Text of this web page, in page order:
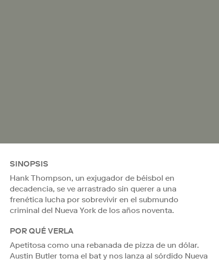
SINOPSIS
Hank Thompson, un exjugador de béisbol en
decadencia, se ve arrastrado sin querer a una
frenética lucha por sobrevivir en el submundo
criminal del Nueva York de los años noventa.
POR QUÉ VERLA
Apetitosa como una rebanada de pizza de un dólar.
Austin Butler toma el bat y nos lanza al sórdido Nueva